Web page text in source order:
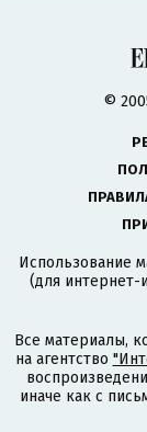
©
Использование
(для интернет-
Все материалы,
на агентство
иначе как с